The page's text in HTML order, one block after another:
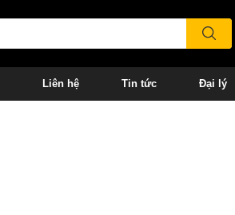
Liên hệ Tin tức Đại lý